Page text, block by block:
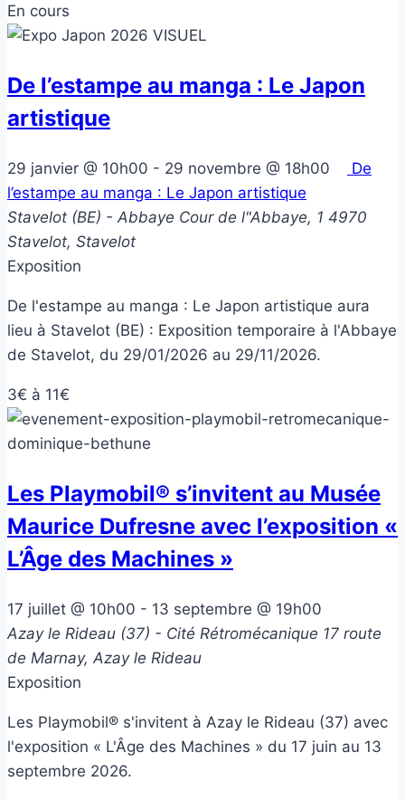
En cours
De l’estampe au manga : Le Japon
artistique
29 janvier @ 10h00 - 29 novembre @ 18h00
De
l’estampe au manga : Le Japon artistique
Stavelot (BE) - Abbaye Cour de l"Abbaye, 1 4970
Stavelot, Stavelot
Exposition
De l'estampe au manga : Le Japon artistique aura
lieu à Stavelot (BE) : Exposition temporaire à l'Abbaye
de Stavelot, du 29/01/2026 au 29/11/2026.
3€ à 11€
Les Playmobil® s’invitent au Musée
Maurice Dufresne avec l’exposition «
L’Âge des Machines »
17 juillet @ 10h00 - 13 septembre @ 19h00
Azay le Rideau (37) - Cité Rétromécanique 17 route
de Marnay, Azay le Rideau
Exposition
Les Playmobil® s'invitent à Azay le Rideau (37) avec
l'exposition « L'Âge des Machines » du 17 juin au 13
septembre 2026.